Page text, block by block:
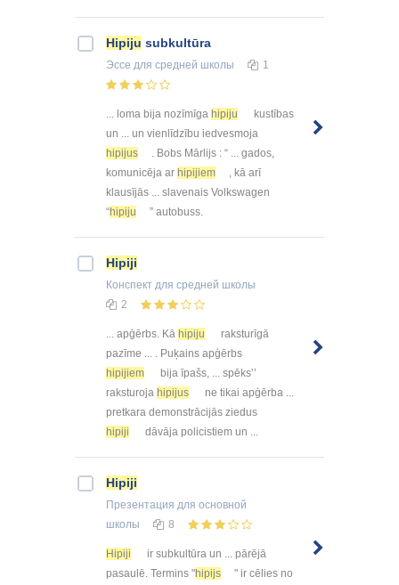
Hipiju subkultūra
Эссе для средней школы 1
... loma bija nozīmīga hipiju
kustības
un ... un vienlīdzību iedvesmoja
hipijus
. Bobs Mārlijs : “ ... gados,
komunicēja ar hipijiem
, kā arī
klausījās ... slavenais Volkswagen
“hipiju ” autobuss.
Hipiji
Конспект для средней школы
2
... apģērbs. Kā hipiju
raksturīgā
pazīme ... . Puķains apģērbs
hipijiem
bija īpašs, ... spēks’’
raksturoja hipijus
ne tikai apģērba ...
pretkara demonstrācijās ziedus
hipiji
dāvāja policistiem un ...
Hipiji
Презентация для основной
школы
8
Hipiji
ir subkultūra un ... pārējā
pasaulē. Termins "hipijs
" ir cēlies no